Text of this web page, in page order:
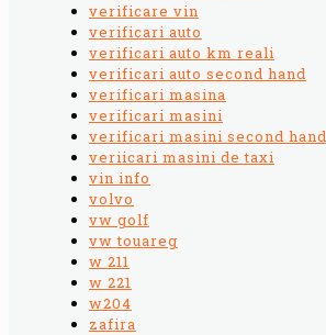
verificare vin
verificari auto
verificari auto km reali
verificari auto second hand
verificari masina
verificari masini
verificari masini second hand
veriicari masini de taxi
vin info
volvo
vw golf
vw touareg
w 211
w 221
w204
zafira